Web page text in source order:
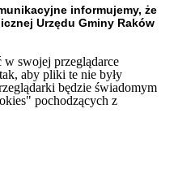
informujemy, że
Urzędu Gminy Raków
swojej przeglądarce
aby pliki te nie były
będzie świadomym
pochodzących z